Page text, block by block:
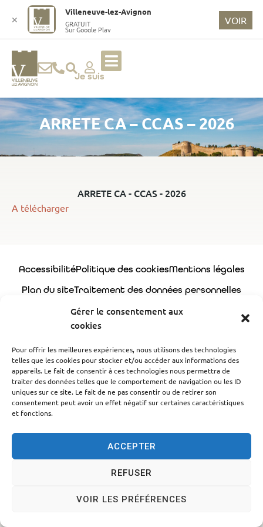
Gérer le consentement aux
cookies
Pour offrir les meilleures expériences, nous utilisons des technologies
telles que les cookies pour stocker et/ou accéder aux informations des
appareils. Le fait de consentir à ces technologies nous permettra de
traiter des données telles que le comportement de navigation ou les ID
uniques sur ce site. Le fait de ne pas consentir ou de retirer son
consentement peut avoir un effet négatif sur certaines caractéristiques
et fonctions.
ACCEPTER
REFUSER
VOIR LES PRÉFÉRENCES
ri
n
ci
Je suis
ARRETE CA – CCAS – 2026
ARRETE CA - CCAS - 2026
A télécharger
AccessibilitéPolitique des cookiesMentions légales
Plan du siteTraitement des données personnelles
© 2024 - Propulsé par Utopia
✕
Villeneuve-lez-Avignon
GRATUIT
Sur Google Play
VOIR